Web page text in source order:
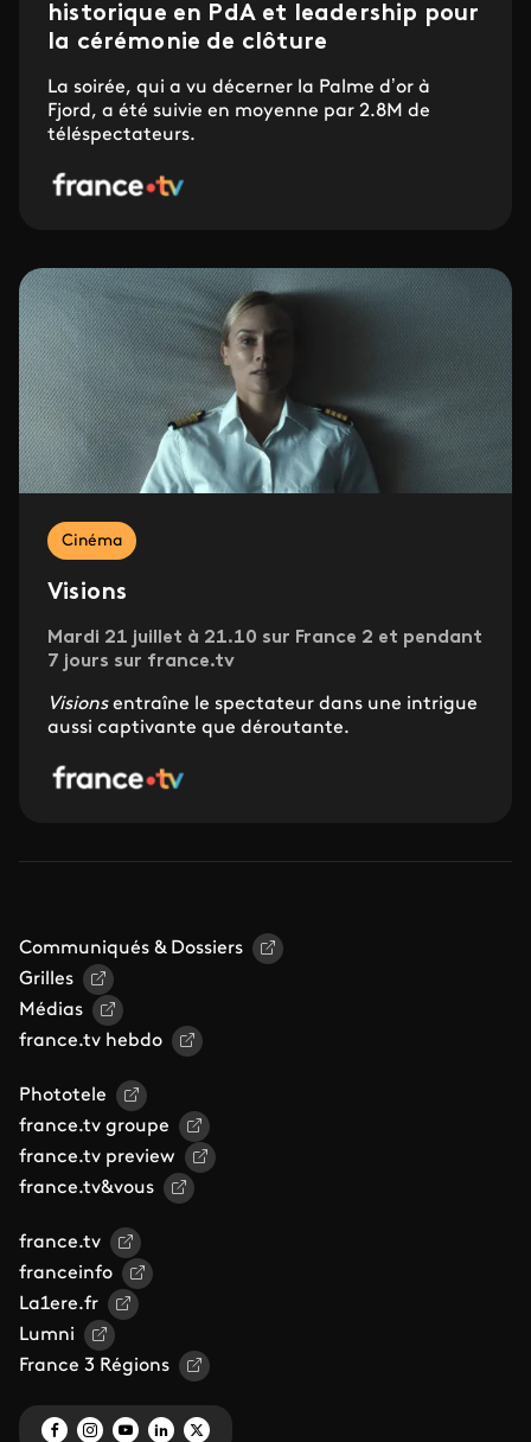
historique en PdA et leadership pour
la cérémonie de clôture
La soirée, qui a vu décerner la Palme d’or à
Fjord, a été suivie en moyenne par 2.8M de
téléspectateurs.
Cinéma
Visions
Mardi 21 juillet à 21.10 sur France 2 et pendant
7 jours sur france.tv
Visionsentraîne le spectateur dans une intrigue
aussi captivante que déroutante.
Communiqués & Dossiers
Grilles
Médias
france.tv hebdo
Phototele
france.tv groupe
france.tv preview
france.tv&vous
france.tv
franceinfo
La1ere.fr
Lumni
France 3 Régions